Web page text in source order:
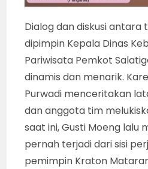
Dialog dan diskusi antara
dipimpin Kepala Dinas
Pariwisata Pemkot
dinamis dan menarik.
Purwadi menceritakan
dan anggota tim
saat ini, Gusti Moeng lalu
pernah terjadi dari sisi
pemimpin Kraton